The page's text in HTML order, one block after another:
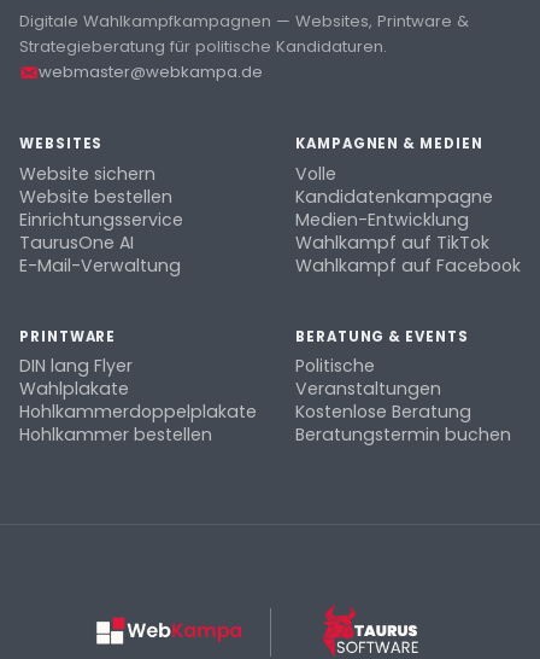
Digitale Wahlkampfkampagnen — Websites, Printware &
Strategieberatung für politische Kandidaturen.
webmaster@webkampa.de
WEBSITES
Website sichern
Website bestellen
Einrichtungsservice
TaurusOne AI
E-Mail-Verwaltung
KAMPAGNEN & MEDIEN
Volle
Kandidatenkampagne
Medien-Entwicklung
Wahlkampf auf TikTok
Wahlkampf auf Facebook
PRINTWARE
DIN lang Flyer
Wahlplakate
Hohlkammerdoppelplakate
Hohlkammer bestellen
BERATUNG & EVENTS
Politische
Veranstaltungen
Kostenlose Beratung
Beratungstermin buchen